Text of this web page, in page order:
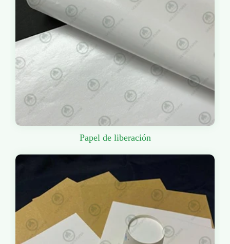
Papel de liberación